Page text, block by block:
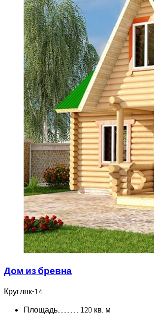
Дом из бревна
Кругляк-14
Площадь.............. 120 кв. м